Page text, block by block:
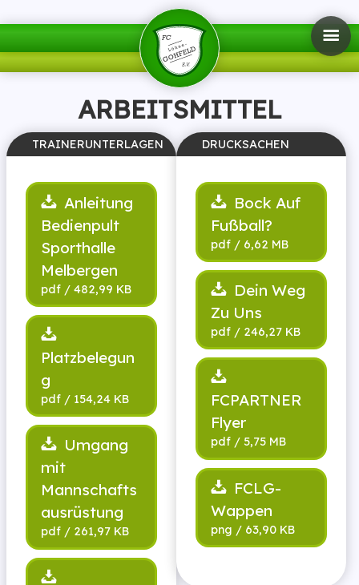
ARBEITSMITTEL
Anleitung
Bedienpult
Sporthalle
Melbergen
Platzbelegun
g
Umgang
mit
Mannschafts
ausrüstung
Bock Auf
Fußball?
Dein Weg
Zu Uns
FCPARTNER
Flyer
FCLG-
Wappen